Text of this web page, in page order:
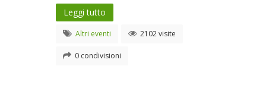
Leggi tutto
Altri eventi 2102 visite
0 condivisioni